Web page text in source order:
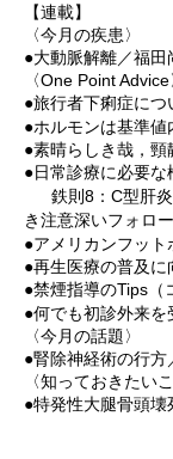
【連載】
〈今月の疾患〉
●大動脈解離／福田
〈One Point Advice
●旅行者下痢症につ
●ホルモンは基準
●素晴らしき哉，
●日常診療に必要な
鉄則8：C型肝炎
き注意深いフォロ
●アメリカンフッ
●再生医療の普及
●禁煙指導のTips（
●何でも初診外来
〈今月の話題〉
●腎除神経術の行方
〈知っておきたい
●特発性大腿骨頭